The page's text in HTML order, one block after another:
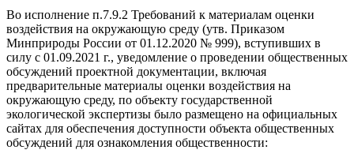
Во исполнение п.7.9.2 Требований к материалам оценки
воздействия на окружающую среду (утв. Приказом
Минприроды России от 01.12.2020 № 999), вступивших в
силу с 01.09.2021 г., уведомление о проведении общественных
обсуждений проектной документации, включая
предварительные материалы оценки воздействия на
окружающую среду, по объекту государственной
экологической экспертизы было размещено на официальных
сайтах для обеспечения доступности объекта общественных
обсуждений для ознакомления общественности: